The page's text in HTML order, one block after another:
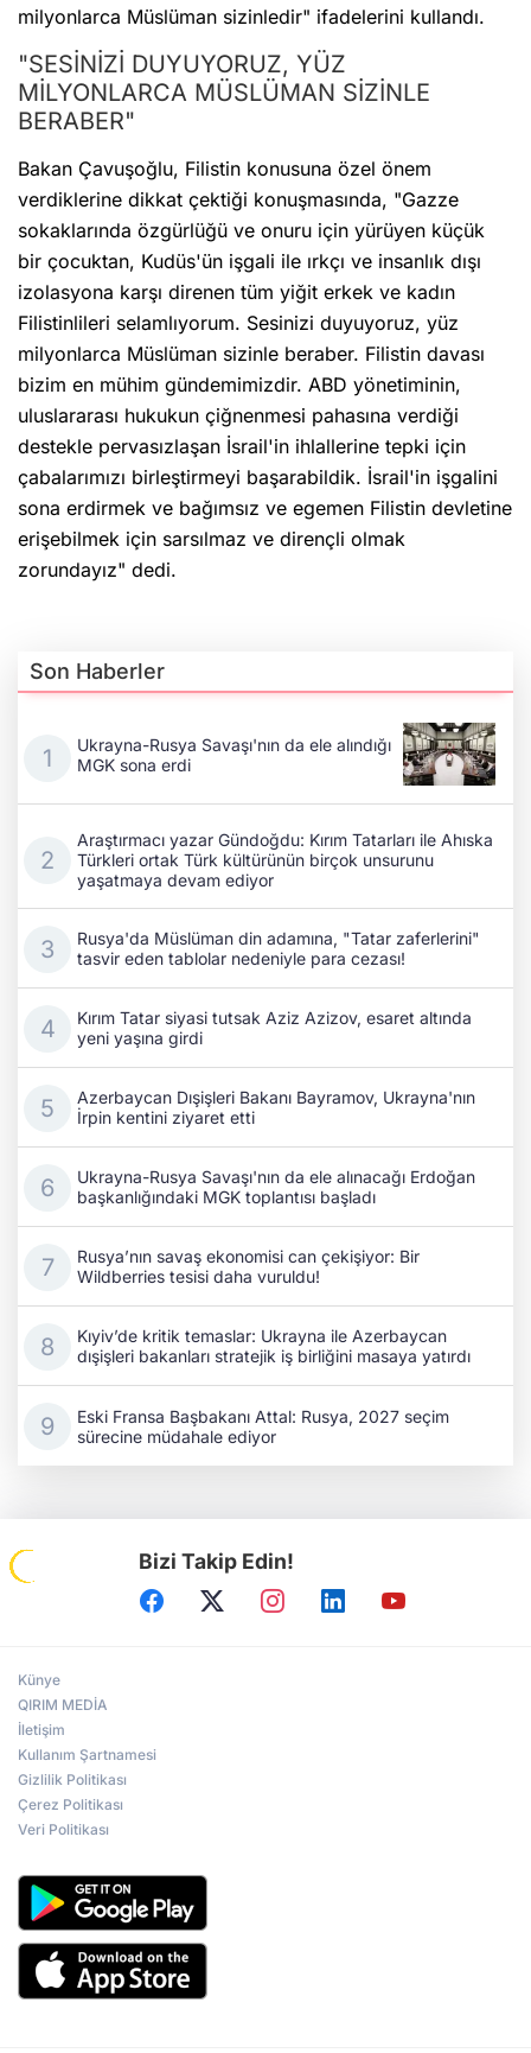
milyonlarca Müslüman sizinledir" ifadelerini kullandı.
"SESİNİZİ DUYUYORUZ, YÜZ
MİLYONLARCA MÜSLÜMAN SİZİNLE
BERABER"
Bakan Çavuşoğlu, Filistin konusuna özel önem
verdiklerine dikkat çektiği konuşmasında, "Gazze
sokaklarında özgürlüğü ve onuru için yürüyen küçük
bir çocuktan, Kudüs'ün işgali ile ırkçı ve insanlık dışı
izolasyona karşı direnen tüm yiğit erkek ve kadın
Filistinlileri selamlıyorum. Sesinizi duyuyoruz, yüz
milyonlarca Müslüman sizinle beraber. Filistin davası
bizim en mühim gündemimizdir. ABD yönetiminin,
uluslararası hukukun çiğnenmesi pahasına verdiği
destekle pervasızlaşan İsrail'in ihlallerine tepki için
çabalarımızı birleştirmeyi başarabildik. İsrail'in işgalini
sona erdirmek ve bağımsız ve egemen Filistin devletine
erişebilmek için sarsılmaz ve dirençli olmak
zorundayız" dedi.
Son Haberler
Ukrayna-Rusya Savaşı'nın da ele alındığı
MGK sona erdi
Araştırmacı yazar Gündoğdu: Kırım Tatarları ile Ahıska
Türkleri ortak Türk kültürünün birçok unsurunu
yaşatmaya devam ediyor
Rusya'da Müslüman din adamına, "Tatar zaferlerini"
tasvir eden tablolar nedeniyle para cezası!
Kırım Tatar siyasi tutsak Aziz Azizov, esaret altında
yeni yaşına girdi
Azerbaycan Dışişleri Bakanı Bayramov, Ukrayna'nın
İrpin kentini ziyaret etti
Ukrayna-Rusya Savaşı'nın da ele alınacağı Erdoğan
başkanlığındaki MGK toplantısı başladı
Rusya’nın savaş ekonomisi can çekişiyor: Bir
Wildberries tesisi daha vuruldu!
Kıyiv’de kritik temaslar: Ukrayna ile Azerbaycan
dışişleri bakanları stratejik iş birliğini masaya yatırdı
Eski Fransa Başbakanı Attal: Rusya, 2027 seçim
sürecine müdahale ediyor
Bizi Takip Edin!
Künye
QIRIM MEDİA
İletişim
Kullanım Şartnamesi
Gizlilik Politikası
Çerez Politikası
Veri Politikası